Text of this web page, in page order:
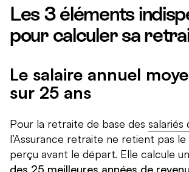
Les 3 éléments
pour calculer sa
Le salaire annuel
sur 25 ans
Pour la retraite de base des salariés
l’Assurance retraite ne retient pas
perçu avant le départ. Elle calcule
des 25 meilleures années de